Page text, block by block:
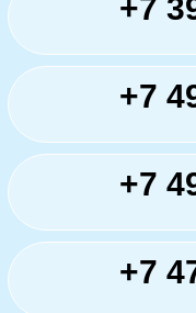
+7
+7
+7
+7